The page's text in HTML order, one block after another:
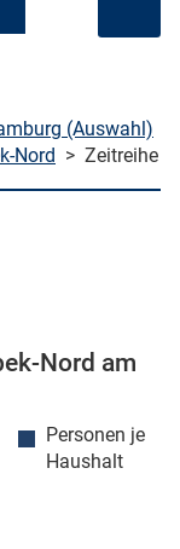
(Auswahl)
Nord > Zeitreihe
Nord am
Personen je
Haushalt